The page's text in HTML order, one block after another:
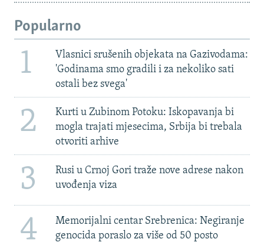
Popularno
1
Vlasnici srušenih objekata na Gazivodama:
'Godinama smo gradili i za nekoliko sati
ostali bez svega'
2
Kurti u Zubinom Potoku: Iskopavanja bi
mogla trajati mjesecima, Srbija bi trebala
otvoriti arhive
3
Rusi u Crnoj Gori traže nove adrese nakon
uvođenja viza
4
Memorijalni centar Srebrenica: Negiranje
genocida poraslo za više od 50 posto